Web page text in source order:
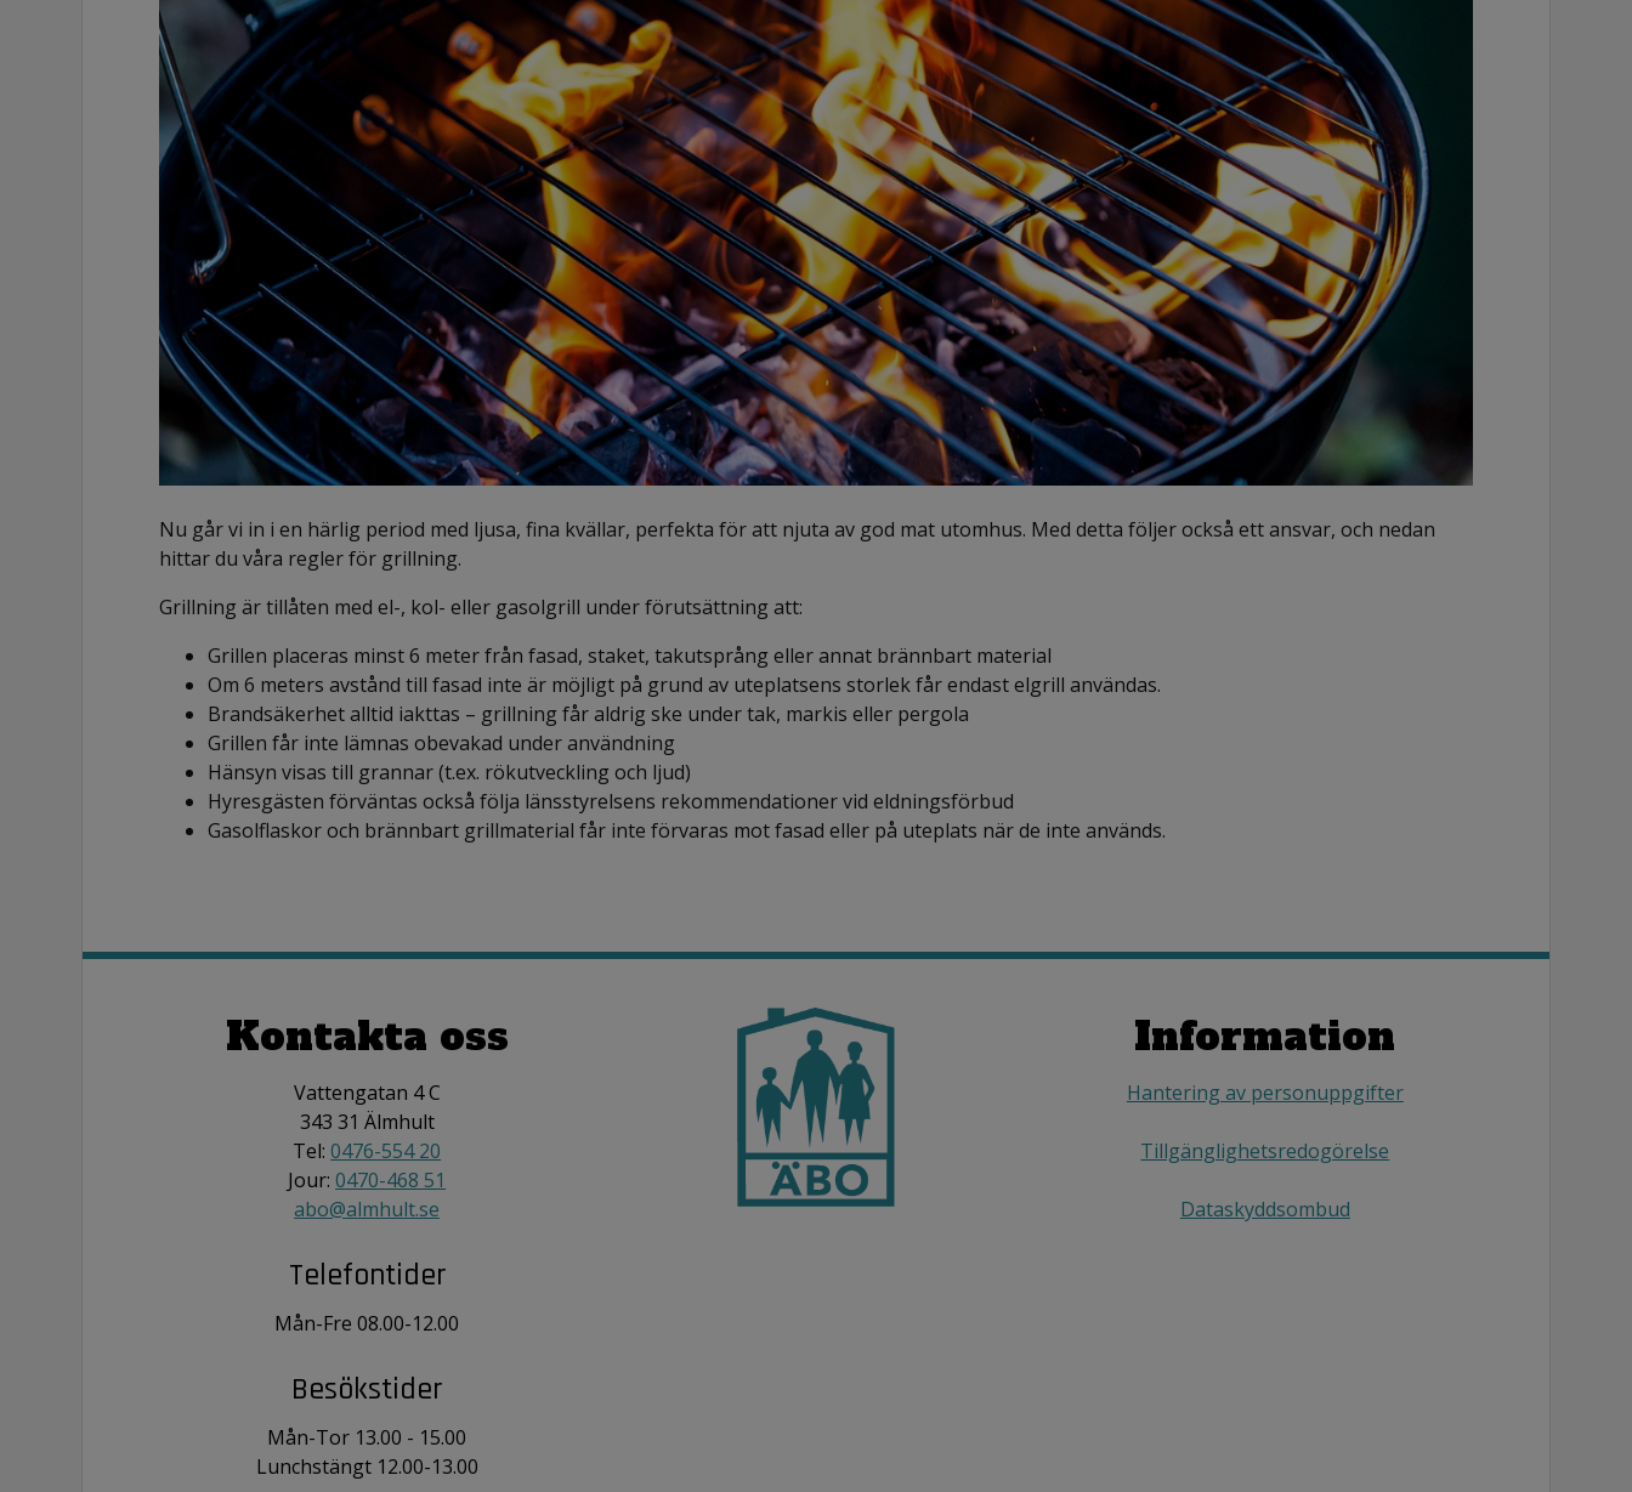
Nu går vi in i en härlig period med ljusa, fina kvällar, perfekta för att njuta av god mat utomhus. Med detta följer också ett ansvar, och nedan
hittar du våra regler för grillning.
Grillning är tillåten med el-, kol- eller gasolgrill under förutsättning att:
Grillen placeras minst 6 meter från fasad, staket, takutsprång eller annat brännbart material
Om 6 meters avstånd till fasad inte är möjligt på grund av uteplatsens storlek får endast elgrill användas.
Brandsäkerhet alltid iakttas – grillning får aldrig ske under tak, markis eller pergola
Grillen får inte lämnas obevakad under användning
Hänsyn visas till grannar (t.ex. rökutveckling och ljud)
Hyresgästen förväntas också följa länsstyrelsens rekommendationer vid eldningsförbud
Gasolflaskor och brännbart grillmaterial får inte förvaras mot fasad eller på uteplats när de inte används.
Kontakta oss
Vattengatan 4 C
343 31 Älmhult
Tel:0476-554 20
Jour:0470-468 51
abo@almhult.se
Telefontider
Mån-Fre 08.00-12.00
Besökstider
Mån-Tor 13.00 - 15.00
Lunchstängt 12.00-13.00
Information
Hantering av personuppgifter
Tillgänglighetsredogörelse
Dataskyddsombud